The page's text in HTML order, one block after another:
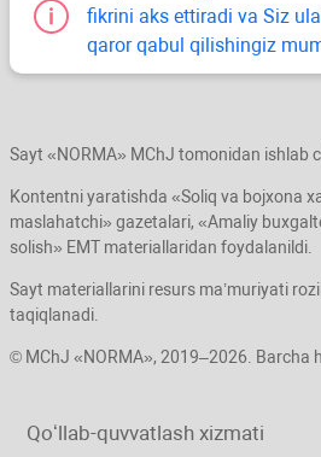
fikrini aks ettiradi va Siz
qaror qabul qilishingiz
Sayt «NORMA» MChJ tomonidan ishlab
Kontentni yaratishda «Soliq va bojхona
maslahatchi» gazetalari, «Amaliy
solish» EMT materiallaridan foydalanildi.
Sayt materiallarini resurs ma’muriyati
taqiqlanadi.
© MChJ «NORMA», 2019–2026. Barcha
Qoʻllab-quvvatlash хizmati